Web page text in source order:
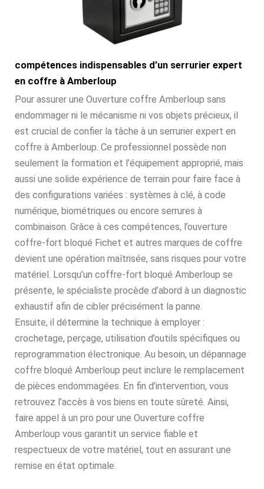
compétences indispensables d’un serrurier expert
en coffre à Amberloup
Pour assurer une Ouverture coffre Amberloup sans
endommager ni le mécanisme ni vos objets précieux, il
est crucial de confier la tâche à un serrurier expert en
coffre à Amberloup. Ce professionnel possède non
seulement la formation et l’équipement approprié, mais
aussi une solide expérience de terrain pour faire face à
des configurations variées : systèmes à clé, à code
numérique, biométriques ou encore serrures à
combinaison. Grâce à ces compétences, l’ouverture
coffre-fort bloqué Fichet et autres marques de coffre
devient une opération maîtrisée, sans risques pour votre
matériel. Lorsqu’un coffre-fort bloqué Amberloup se
présente, le spécialiste procède d’abord à un diagnostic
exhaustif afin de cibler précisément la panne.
Ensuite, il détermine la technique à employer :
crochetage, perçage, utilisation d’outils spécifiques ou
reprogrammation électronique. Au besoin, un dépannage
coffre bloqué Amberloup peut inclure le remplacement
de pièces endommagées. En fin d’intervention, vous
retrouvez l’accès à vos biens en toute sûreté. Ainsi,
faire appel à un pro pour une Ouverture coffre
Amberloup vous garantit un service fiable et
respectueux de votre matériel, tout en assurant une
remise en état optimale.